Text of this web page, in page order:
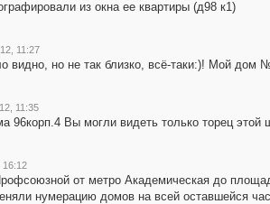
из окна ее квартиры (д98 к1)
11:27
видно, но не так близко, всё-таки:)! Мой дом
11:35
96корп.4 Вы могли видеть только торец этой
16:12
от метро Академическая до
нумерацию домов на всей оставшейся